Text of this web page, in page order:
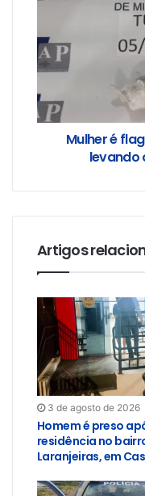
Mulher é
levando
Artigos
3 de agosto de 2026
Homem é preso
residência no
Laranjeiras, em